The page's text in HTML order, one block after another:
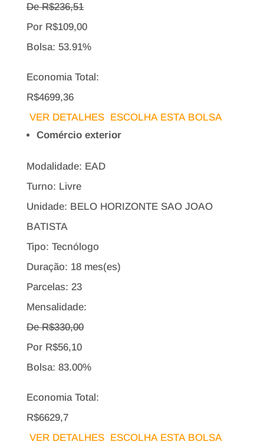
De R$236,51
Por R$109,00
Bolsa: 53.91%
Economia Total:
R$4699,36
VER DETALHES ESCOLHA ESTA BOLSA
Comércio exterior
Modalidade: EAD
Turno: Livre
Unidade: BELO HORIZONTE SAO JOAO
BATISTA
Tipo: Tecnólogo
Duração: 18 mes(es)
Parcelas: 23
Mensalidade:
De R$330,00
Por R$56,10
Bolsa: 83.00%
Economia Total:
R$6629,7
VER DETALHES ESCOLHA ESTA BOLSA